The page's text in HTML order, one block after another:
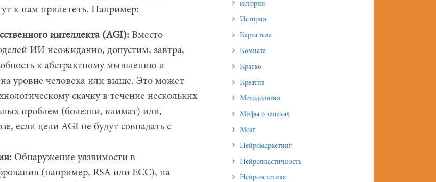
к нам прилететь. Например:
интеллекта (AGI): Вместо
ИИ неожиданно, допустим, завтра,
к абстрактному мышлению и
уровне человека или выше. Это может
скачку в течение нескольких
проблем (болезни, климат) или,
если цели AGI не будут совпадать с
Обнаружение уязвимости в
(например, RSA или ECC), на
истории
История
Карта тела
Комната
Кратко
Креатив
Методология
Мифы о запахах
Мозг
Нейромаркетинг
Нейропластичность
Нейроэстетика